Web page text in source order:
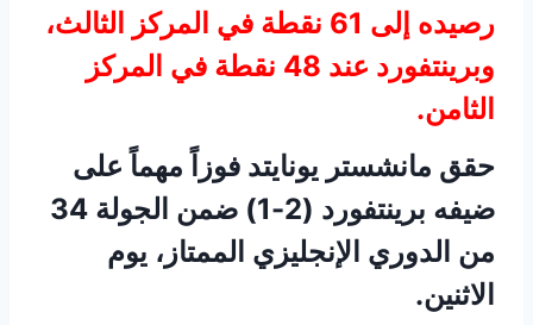
رصيده إلى 61 نقطة في المركز الثالث،
وبرينتفورد عند 48 نقطة في المركز
الثامن.
حقق مانشستر يونايتد فوزاً مهماً على
ضيفه برينتفورد (2-1) ضمن الجولة 34
من الدوري الإنجليزي الممتاز، يوم
الاثنين.